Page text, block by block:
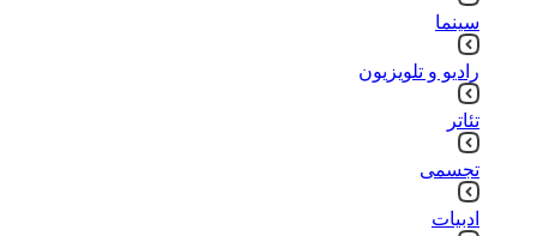
سینما
رادیو و تلویزیون
تئاتر
تجسمی
ادبیات